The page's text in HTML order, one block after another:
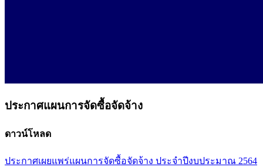
ประกาศแผนการจัดซื้อจัดจ้าง
ดาวน์โหลด
ประกาศเผยแพร่แผนการจัดซื้อจัดจ้าง ประจำปีงบประมาณ 2564